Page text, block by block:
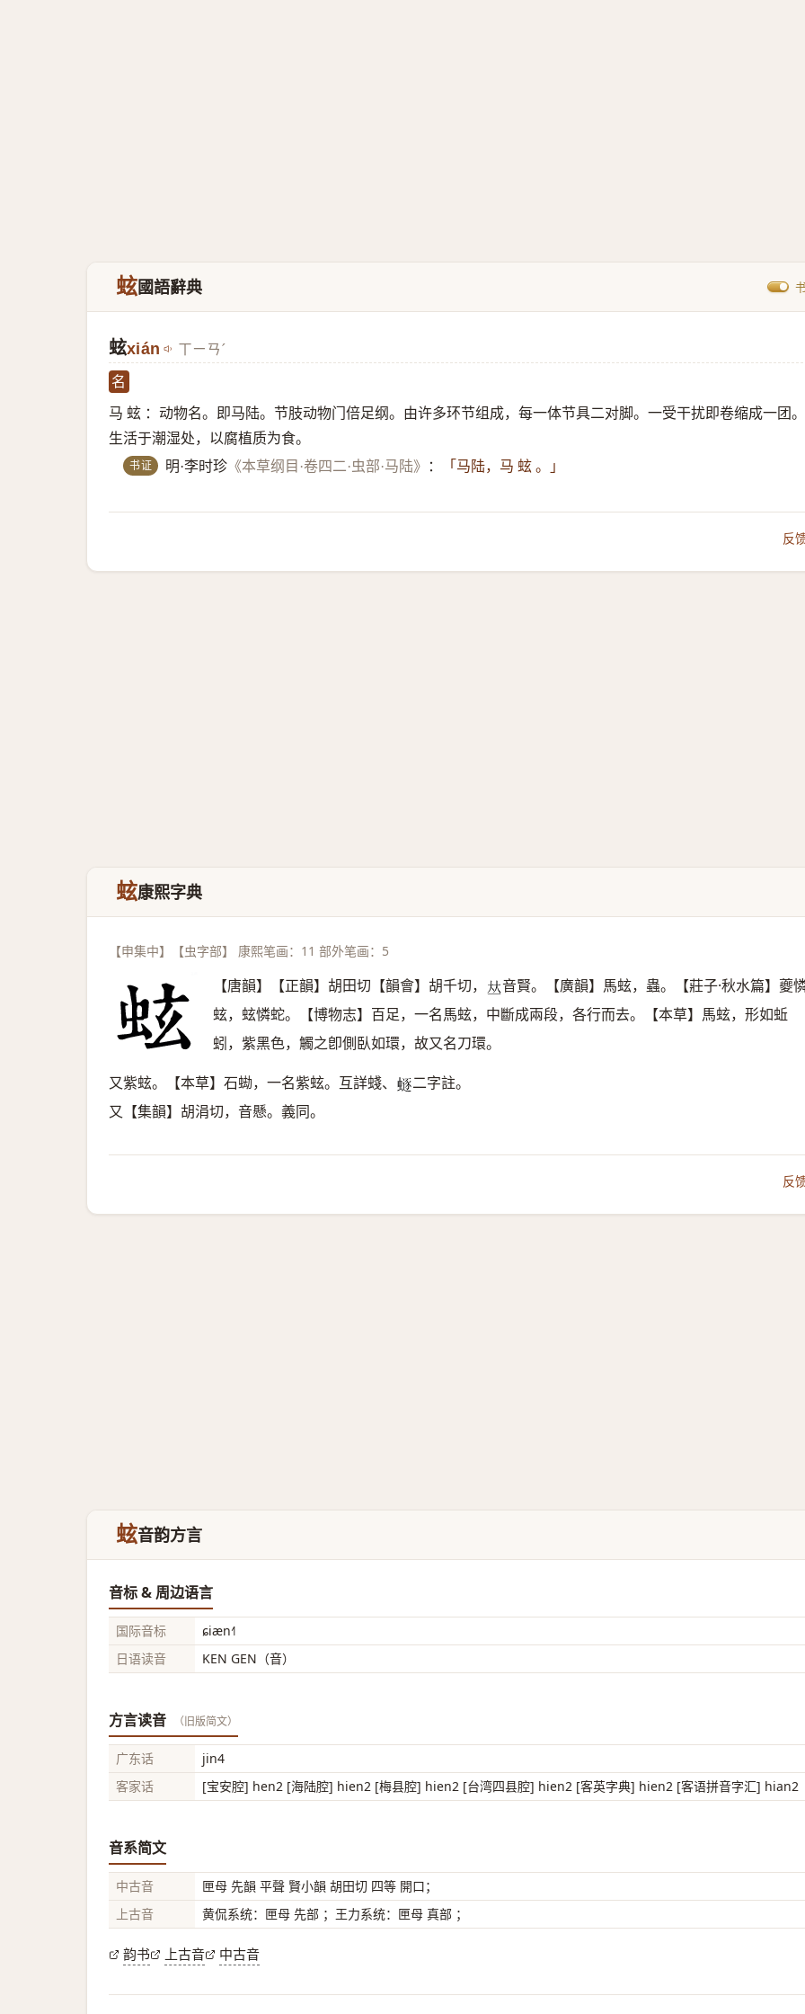
蚿國語辭典
蚿xián ㄒㄧㄢˊ
名
马 蚿 ：动物名。即马陆。节肢动物门倍足纲。由许多环节组成，每一体节具二对脚。一受干扰即卷缩成一团。
生活于潮湿处，以腐植质为食。
书证 明·李时珍 《本草纲目·卷四二·虫部·马陆》 ： 「马陆，马 蚿 。」
反
蚿康熙字典
【申集中】【虫字部】 康熙笔画：11 部外笔画：5
【唐韻】【正韻】胡田切【韻會】胡千切， 𠀤音賢。【廣韻】馬蚿，蟲。【莊子·秋水篇】夔
蚿，蚿憐蛇。【博物志】百足，一名馬蚿，中斷成兩段，各行而去。【本草】馬蚿，形如蚯
蚓，紫黑色，觸之卽側臥如環，故又名刀環。
又紫蚿。【本草】石蜐，一名紫蚿。互詳䗃、 𧏿二字註。
又【集韻】胡涓切，音懸。義同。
反
蚿音韵方言
音标 & 周边语言
国际音标
ɕiæn˧˥
日语读音
KEN GEN（音）
方言读音 （旧版简文）
广东话
jin4
客家话
[宝安腔] hen2 [海陆腔] hien2 [梅县腔] hien2 [台湾四县腔] hien2 [客英字典] hien2 [客语拼音字汇] hian2
音系简文
中古音
匣母 先韻 平聲 賢小韻 胡田切 四等 開口；
上古音
黄侃系统：匣母 先部 ；王力系统：匣母 真部 ；
韵书 上古音 中古音